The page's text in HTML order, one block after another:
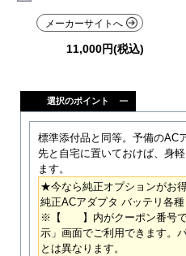
メーカーサイトへ
11,000円(税込)
選択のポイント
標準添付品と同等。予備のAC
先と自宅に置いておけば、身
ます。
★今なら純正オプションがお
純正ACアダプタ バッテリ各種
※【 】内がクーポン番号で
示」画面でご利用できます。
とは異なります。